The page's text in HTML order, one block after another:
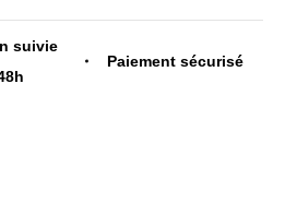
suivie
Paiement sécurisé